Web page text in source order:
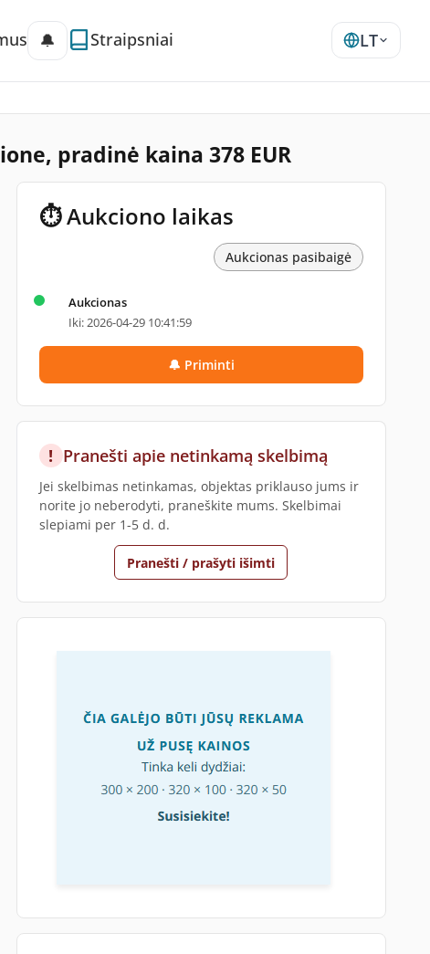
🔔 Straipsniai LT
pradinė kaina 378 EUR
⏱ Aukciono laikas
Aukcionas pasibaigė
Aukcionas
Iki: 2026-04-29 10:41:59
🔔 Priminti
! Pranešti apie netinkamą skelbimą
Jei skelbimas netinkamas, objektas priklauso jums ir
norite jo neberodyti, praneškite mums. Skelbimai
slepiami per 1-5 d. d.
Pranešti / prašyti išimti